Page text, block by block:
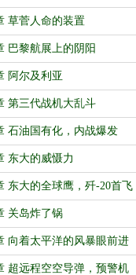
草菅人命的装置
巴黎航展上的阴阳
阿尔及利亚
第三代战机大乱斗
石油国有化，内战爆发
东大的威慑力
东大的全球鹰，歼-20首飞
关岛炸了锅
向着太平洋的风暴眼前进
超远程空空导弹，预警机